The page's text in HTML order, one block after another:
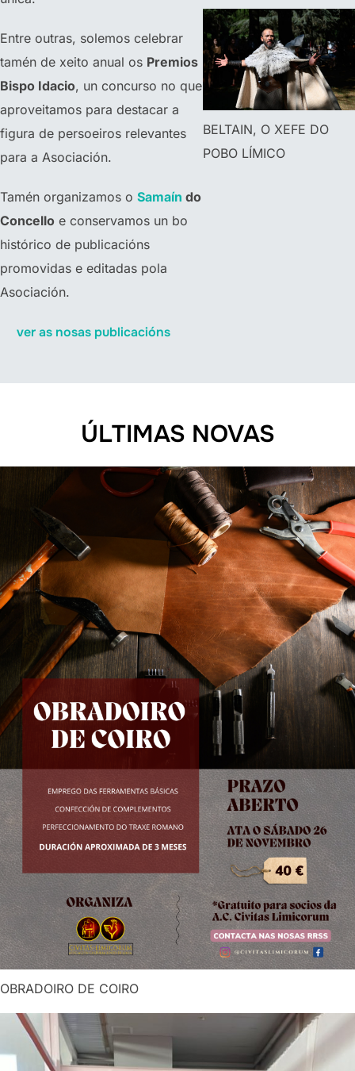
Entre outras, solemos celebrar
tamén de xeito anual os Premios
Bispo Idacio, un concurso no que
aproveitamos para destacar a
figura de persoeiros relevantes
para a Asociación.
Tamén organizamos o Samaín do
Concello e conservamos un bo
histórico de publicacións
promovidas e editadas pola
Asociación.
ver as nosas publicacións
BELTAIN, O XEFE DO
POBO LÍMICO
ÚLTIMAS NOVAS
OBRADOIRO DE COIRO